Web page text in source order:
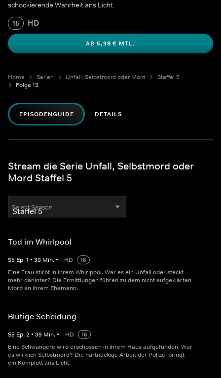
schockierende Wahrheit ans Licht.
16 HD
AB 5,98 € MTL.
Home Serien Unfall, Selbstmord oder Mord
Staffel 5
Folge 13
EPISODENGUIDE DETAILS
Stream die Serie Unfall, Selbstmord oder
Mord Staffel 5
Select Season
Tod im Whirlpool
S5 Ep.1 • 39 Min. • HD
16
Eine Frau stirbt in ihrem Whirlpool. War es ein Unfall oder steckt
mehr dahinter? Die Ermittlungen führen zu dem nicht aufgeklärten
Mord an ihrem Ehemann.
Blutige Scheidung
S5 Ep.2 • 39 Min. • HD
16
Eine Schwangere wird erschossen in ihrem Haus aufgefunden. War
es wirklich Selbstmord? Die hartnäckige Arbeit der Polizei bringt
ein Komplott ans Licht.